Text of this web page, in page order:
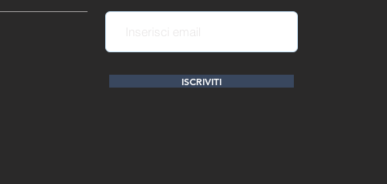
ISCRIVITI